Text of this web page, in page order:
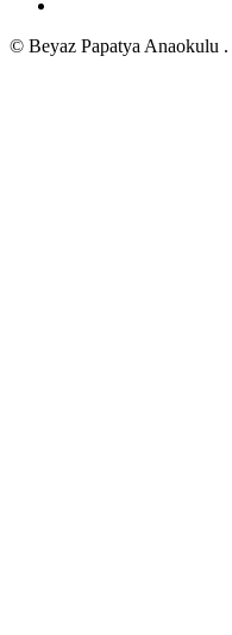
© Beyaz Papatya Anaokulu .